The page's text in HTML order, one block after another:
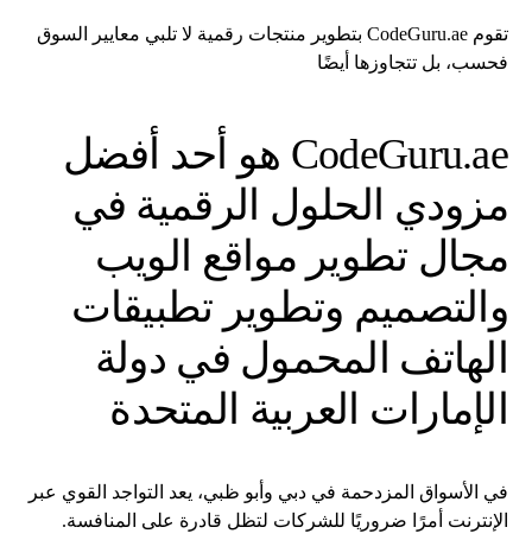
تقوم CodeGuru.ae بتطوير منتجات رقمية لا تلبي معايير السوق
فحسب، بل تتجاوزها أيضًا
CodeGuru.ae هو أحد أفضل
مزودي الحلول الرقمية في
مجال تطوير مواقع الويب
والتصميم وتطوير تطبيقات
الهاتف المحمول في دولة
الإمارات العربية المتحدة
في الأسواق المزدحمة في دبي وأبو ظبي، يعد التواجد القوي عبر
الإنترنت أمرًا ضروريًا للشركات لتظل قادرة على المنافسة.